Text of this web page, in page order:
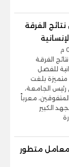
الفرقة
الفرقة
للفصل
متميزة بلغت
رئيس الجامعة،
معرباً
الكبير
متطور